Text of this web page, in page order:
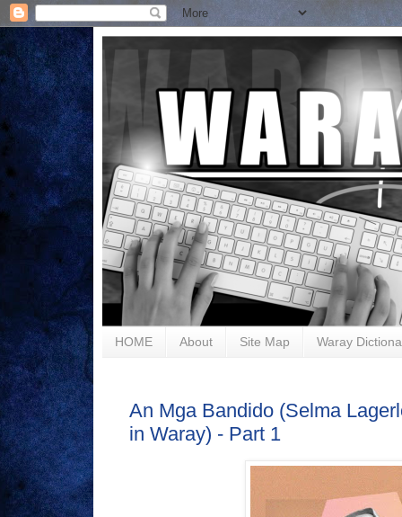
HOME About Site Map Waray
An Mga Bandido (Selma
in Waray) - Part 1